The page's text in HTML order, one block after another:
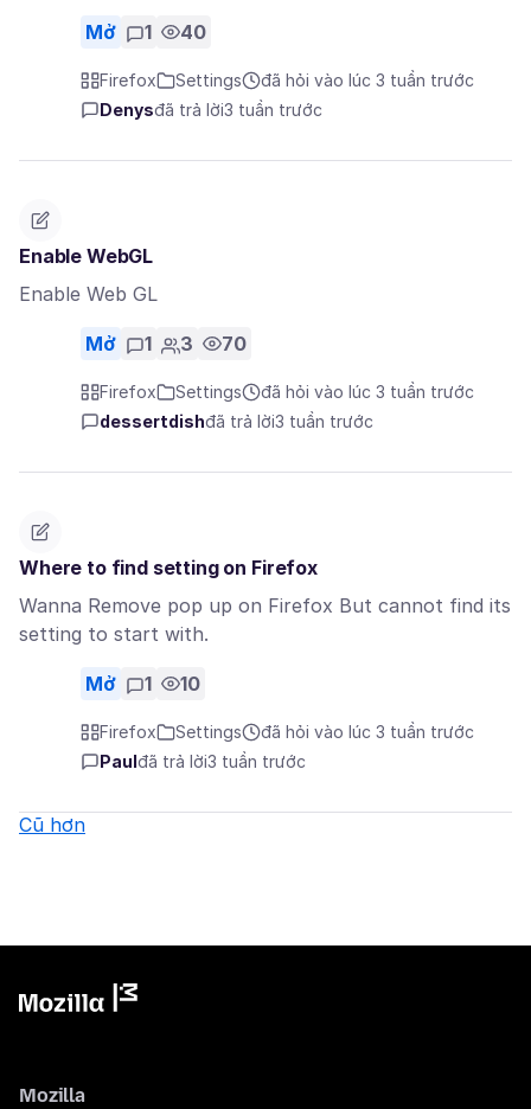
Mở 1 40
Firefox Settings
đã hỏi vào lúc 3 tuần trước
Denysđã trả lời3 tuần trước
Enable WebGL
Enable Web GL
Mở 1 3 70
Firefox Settings
đã hỏi vào lúc 3 tuần trước
dessertdishđã trả lời3 tuần trước
Where to find setting on Firefox
Wanna Remove pop up on Firefox But cannot find its
setting to start with.
Mở 1 10
Firefox Settings
đã hỏi vào lúc 3 tuần trước
Paul đã trả lời3 tuần trước
Cũ hơn
Mozilla